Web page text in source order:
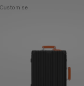
Customise